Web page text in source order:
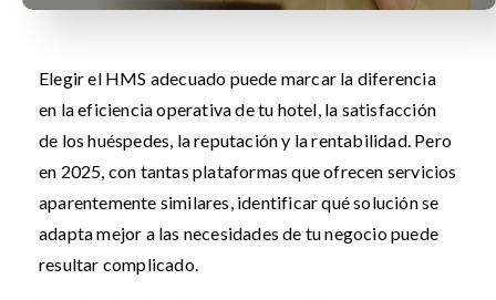
Elegir el HMS adecuado puede marcar la diferencia
en la eficiencia operativa de tu hotel, la satisfacción
de los huéspedes, la reputación y la rentabilidad. Pero
en 2025, con tantas plataformas que ofrecen servicios
aparentemente similares, identificar qué solución se
adapta mejor a las necesidades de tu negocio puede
resultar complicado.